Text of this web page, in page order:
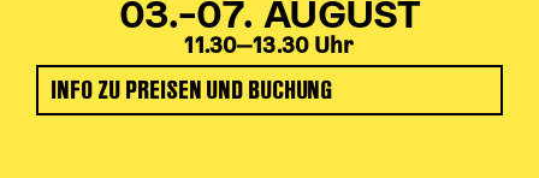
03.–07. AUGUST
11.30‒13.30 Uhr
INFO ZU PREISEN UND BUCHUNG